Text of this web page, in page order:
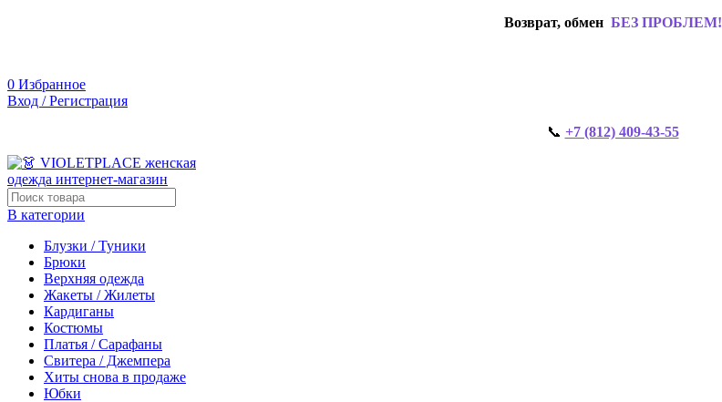
Возврат, обмен БЕЗ ПРОБЛЕМ!
0 Избранное
Вход / Регистрация
📞 +7 (812) 409-43-55
В категории
Блузки / Туники
Брюки
Верхняя одежда
Жакеты / Жилеты
Кардиганы
Костюмы
Платья / Сарафаны
Свитера / Джемпера
Хиты снова в продаже
Юбки